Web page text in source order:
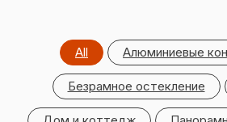
All Алюминиевые
Безрамное остекление
+7 (351) 216-30-10
или закажите обратный
звонок